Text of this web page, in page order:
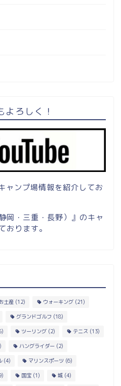
よろしく！
ャンプ場情報を紹介してお
岡・三重・長野）』のキャ
おります。
土産 (12) ウォーキング (21)
グランドゴルフ (18)
ツーリング (2) テニス (13)
ハングライダー (2)
(4) マリンスポーツ (6)
国宝 (1) 城 (4)